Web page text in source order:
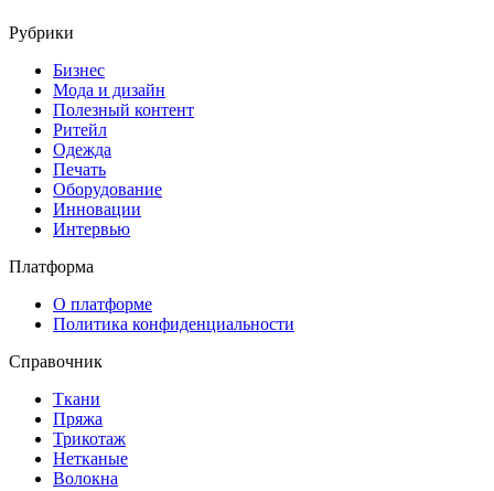
Рубрики
Бизнес
Мода и дизайн
Полезный контент
Ритейл
Одежда
Печать
Оборудование
Инновации
Интервью
Платформа
О платформе
Политика конфиденциальности
Справочник
Ткани
Пряжа
Трикотаж
Нетканые
Волокна